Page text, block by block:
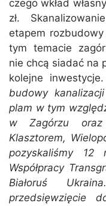
czego wkład
zł.
etapem
tym temacie
nie chcą siadać na
kolejne inwestycje.
budowy
plam w tym
w Zagórzu
Klasztorem,
pozyskaliśmy 12
Współpracy
Białoruś
przedsięwzięcie